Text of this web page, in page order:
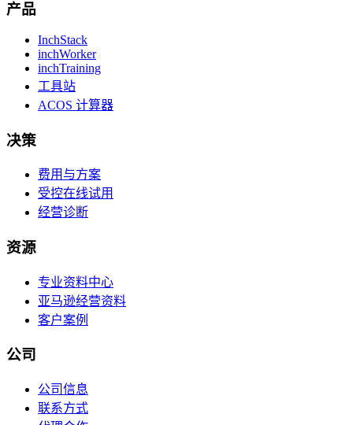
产品
InchStack
inchWorker
inchTraining
工具站
ACOS 计算器
决策
费用与方案
受控在线试用
经营诊断
资源
专业资料中心
亚马逊经营资料
客户案例
公司
公司信息
联系方式